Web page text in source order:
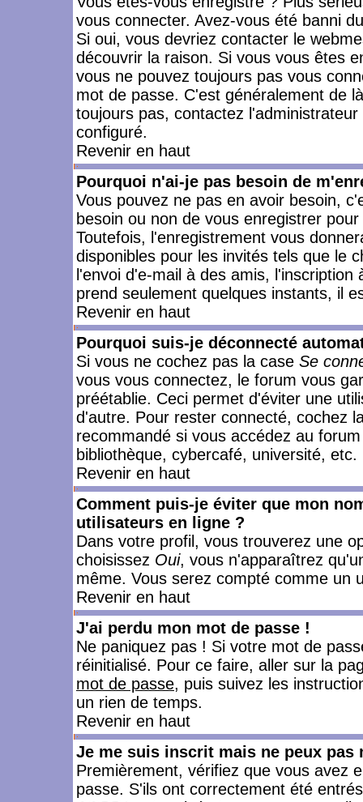
vous connecter. Avez-vous été banni
Si oui, vous devriez contacter le
découvrir la raison. Si vous vous êtes
vous ne pouvez toujours pas vous
mot de passe. C'est généralement de
toujours pas, contactez
configuré.
Revenir en haut
Pourquoi n'ai-je pas besoin de
Vous pouvez ne pas en avoir besoin,
besoin ou non de vous enregistrer
Toutefois, l'enregistrement vous
disponibles pour les invités tels que le
l'envoi d'e-mail à des amis,
prend seulement quelques instants, il
Revenir en haut
Pourquoi suis-je déconnecté
Si vous ne cochez pas la case Se
vous vous connectez, le forum vous
préétablie. Ceci permet d'éviter une
d'autre. Pour rester connecté, cochez
recommandé si vous accédez au
bibliothèque, cybercafé, université, etc.
Revenir en haut
Comment puis-je éviter que mon
utilisateurs en ligne ?
Dans votre profil, vous trouverez une
choisissez Oui, vous n'apparaîtrez
même. Vous serez compté comme un
Revenir en haut
J'ai perdu mon mot de passe !
Ne paniquez pas ! Si votre mot de
réinitialisé. Pour ce faire, aller sur la
mot de passe, puis suivez les
un rien de temps.
Revenir en haut
Je me suis inscrit mais ne peux pas
Premièrement, vérifiez que vous avez
passe. S'ils ont correctement été